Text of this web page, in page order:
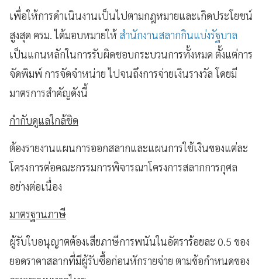
เพื่อให้การดำเนินงานเป็นไปตามกฎหมายและเกิดประโยชน์
สูงสุด ครม. ได้มอบหมายให้ สำนักงานสลากกินแบ่งรัฐบาล
เป็นแกนหลักในการรับผิดชอบกระบวนการทั้งหมด ตั้งแต่การ
จัดพิมพ์ การจัดจำหน่าย ไปจนถึงการจ่ายเงินรางวัล โดยมี
มาตรการสำคัญดังนี้
กำกับดูแลใกล้ชิด
ต้องรายงานแผนการออกสลากและแผนการใช้เงินของแต่ละ
โครงการต่อคณะกรรมการพิจารณาโครงการสลากการกุศล
อย่างต่อเนื่อง
มาตรฐานภาษี
ผู้รับใบอนุญาตต้องเสียภาษีการพนันในอัตราร้อยละ 0.5 ของ
ยอดราคาสลากที่มีผู้รับซื้อก่อนหักรายจ่าย ตามข้อกำหนดของ